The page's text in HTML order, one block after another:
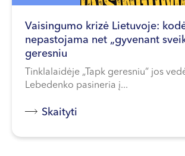
Vaisingumo krizė Lietuvoje:
nepastojama net „gyvenant
geresniu
Tinklalaidėje „Tapk geresniu“ jos
Lebedenko pasineria į...
Skaityti